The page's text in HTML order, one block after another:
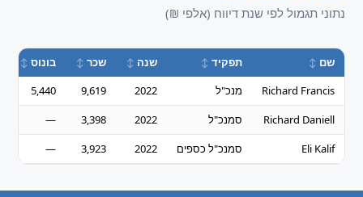
נתוני תגמול לפי שנת דיווח (אלפי ₪)
שם תפקיד שנה שכר
בונוס
Richard Francis
מנכ"ל 2022
9,619
5,440
Richard Daniell
סמנכ"ל 2022
3,398
—
Eli Kalif
סמנכ"ל כספים 2022
3,923
—